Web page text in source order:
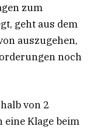
zum
geht aus dem
auszugehen,
noch
von 2
Klage beim